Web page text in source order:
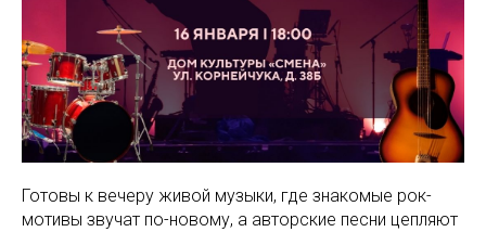
Готовы к вечеру живой музыки, где знакомые рок-
мотивы звучат по-новому, а авторские песни цепляют